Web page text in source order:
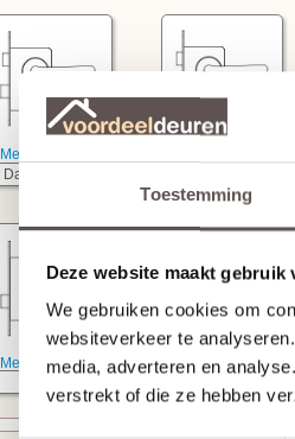
Toestemming
Deze website maakt gebruik
We gebruiken cookies om
websiteverkeer te
media, adverteren en
verstrekt of die ze hebben
Meer informatie
Dag- nachtslot
Meer informatie